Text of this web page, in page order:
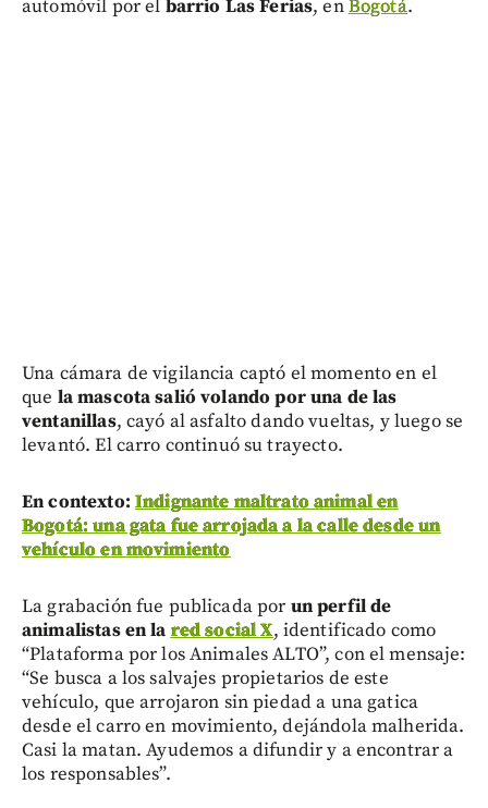
automóvil por el barrio Las Ferias, enBogotá.
Una cámara de vigilancia captó el momento en el
que la mascota salió volando por una de las
ventanillas, cayó al asfalto dando vueltas, y luego se
levantó. El carro continuó su trayecto.
En contexto: Indignante maltrato animal en
Bogotá: una gata fue arrojada a la calle desde un
vehículo en movimiento
La grabación fue publicada por un perfil de
animalistas en la red social X, identificado como
“Plataforma por los Animales ALTO”, con el mensaje:
“Se busca a los salvajes propietarios de este
vehículo, que arrojaron sin piedad a una gatica
desde el carro en movimiento, dejándola malherida.
Casi la matan. Ayudemos a difundir y a encontrar a
los responsables”.